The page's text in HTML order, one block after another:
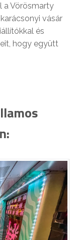
a Vörösmarty
vásár
és
hogy együtt